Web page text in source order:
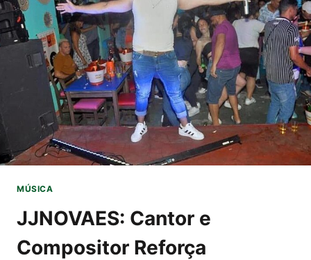
ARRECADAÇÃO
E
REDUZIR
ROMBO
DA
PREVIDÊNCIA
MÚSICA
JJNOVAES: Cantor e
Compositor Reforça